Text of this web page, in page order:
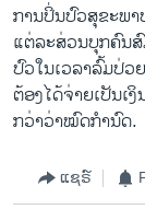
ການ​ປິ່ນ​ປົວ​ສຸ​ຂະ​ພາ
ແຕ່​ລະ​ສ່ວນ​ບຸກຄົນ​
ປົວໃນ​ເວ​ລ​າ​ລົ້ມ​ປ່ວ
ຕ້ອງ​ໄດ້​ຈ່າຍ​ເປັນ​ເ
ກວ່າ​ວ່າ​ໝົດ​ກຳ​ນົດ.
ແຊຣ໌